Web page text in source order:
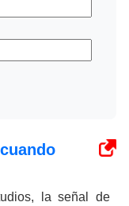
la señal de